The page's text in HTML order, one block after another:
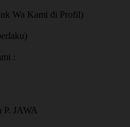
Wa Kami di Profil)
:
P. JAWA